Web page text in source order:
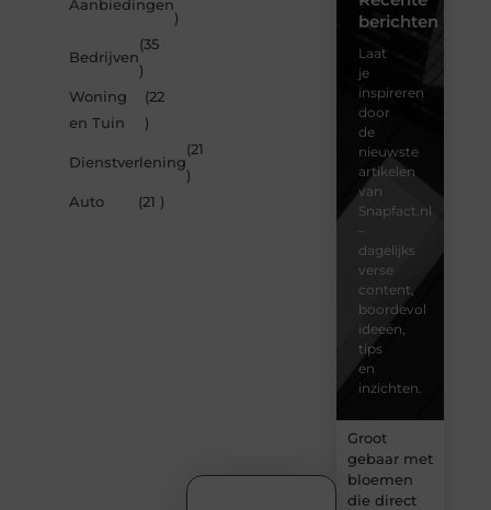
Aanbiedingen
)
Bedrijven
(35
)
Woning
en Tuin
(22
)
Dienstverlening
(21
)
Auto
(21 )
berichten
Laat
je
inspireren
door
de
nieuwste
artikelen
van
Snapfact.nl
–
dagelijks
verse
content,
boordevol
ideeën,
tips
en
inzichten.
Groot
gebaar met
bloemen
die direct